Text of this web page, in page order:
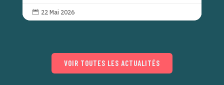
 22 Mai 2026
VOIR TOUTES LES ACTUALITÉS